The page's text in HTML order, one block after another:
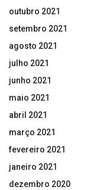
outubro 2021
setembro 2021
agosto 2021
julho 2021
junho 2021
maio 2021
abril 2021
março 2021
fevereiro 2021
janeiro 2021
dezembro 2020